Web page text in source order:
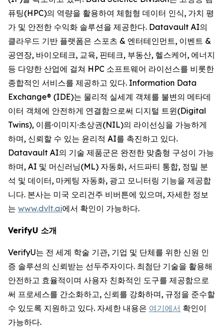
퓨팅(HPC)의 역량을 활용하여 체험형 데이터 인식, 가치 평
가 및 안전한 수익화 솔루션을 제공한다. Datavault AI의
클라우드 기반 플랫폼은 스포츠 & 엔터테인먼트, 이벤트 &
공연장, 바이오테크, 교육, 핀테크, 부동산, 헬스케어, 에너지
등 다양한 산업에 걸쳐 HPC 소프트웨어 라이선스를 비롯한
종합적인 서비스를 제공하고 있다. Information Data
Exchange® (IDE)는 물리적 실세계 객체를 불변의 메타데
이터 객체에 안전하게 연결함으로써 디지털 트윈(Digital
Twins), 이름·이미지·초상권(NIL)의 라이선싱을 가능하게
하며, 신뢰할 수 있는 윤리적 AI를 촉진하고 있다.
Datavault AI의 기술 제품군은 완전한 맞춤형 구성이 가능
하며, AI 및 머신러닝(ML) 자동화, 서드파티 통합, 정밀 분
석 및 데이터, 마케팅 자동화, 광고 모니터링 기능을 제공합
니다. 본사는 미국 오리건주 비버튼에 있으며, 자세한 정보
는 www.dvlt.ai에서 확인이 가능하다.
VerifyU 소개
VerifyU는 전 세계 학술 기관, 기업 및 단체를 위한 신원 인
증 솔루션의 신뢰받는 선두주자이다. 최첨단 기술을 활용해
안전하고 효율적이며 사용자 친화적인 도구를 제공함으로
써 프로세스를 간소화하고, 신뢰를 강화하며, 규정을 준수할
수 있도록 지원하고 있다. 자세한 내용은 여기에서 확인이
가능하다.